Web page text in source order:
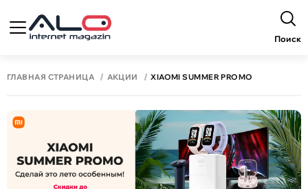
Поиск
ГЛАВНАЯ СТРАНИЦА АКЦИИ XIAOMI SUMMER PROMO